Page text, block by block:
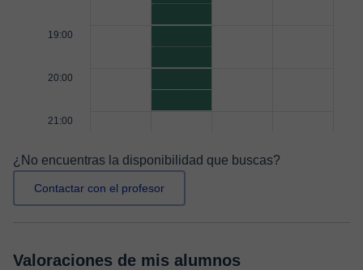
19:00
20:00
21:00
¿No encuentras la disponibilidad que buscas?
Contactar con el profesor
Valoraciones de mis alumnos